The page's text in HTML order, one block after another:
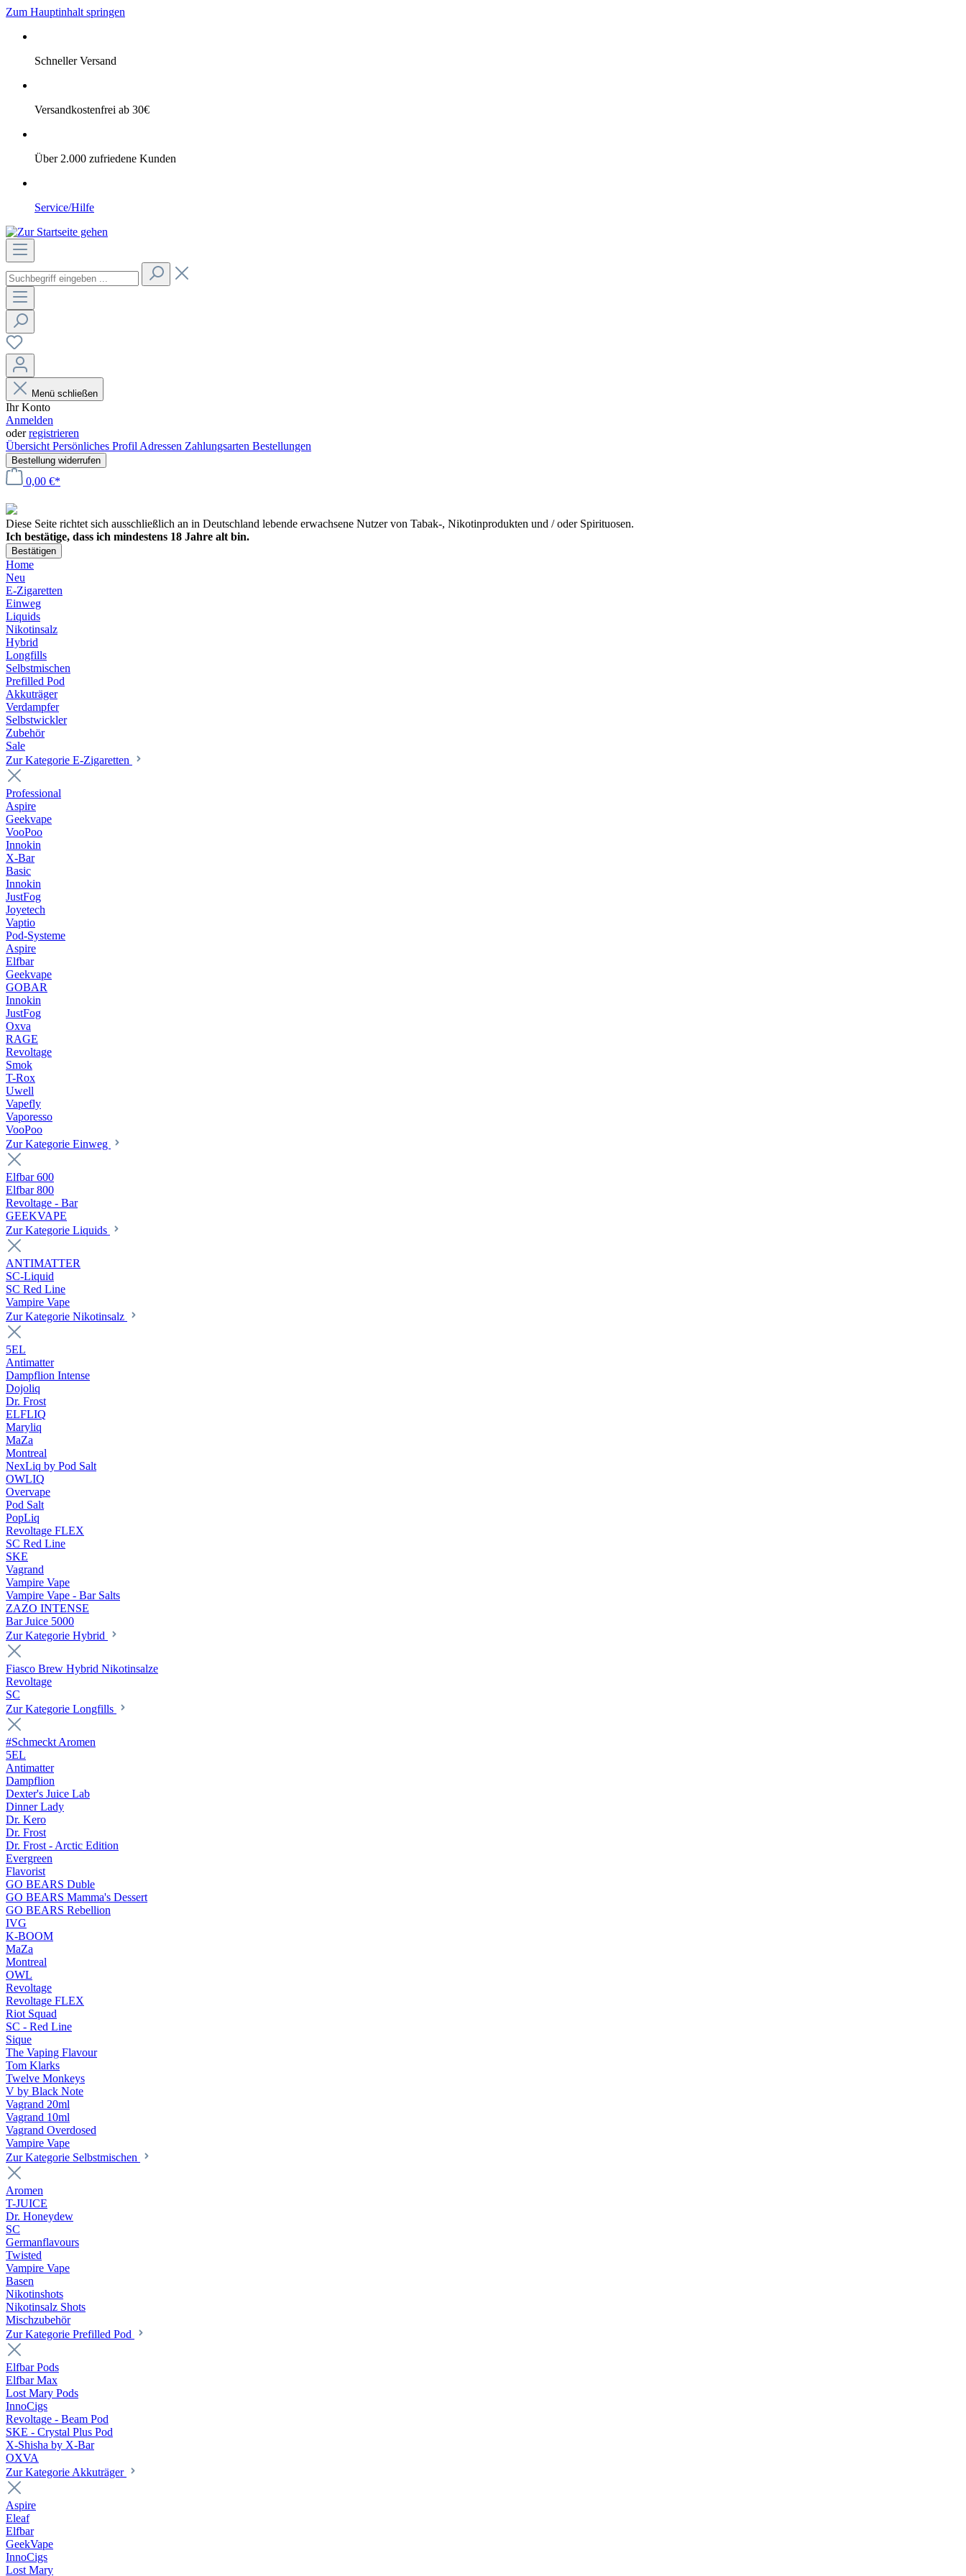
Zum Hauptinhalt springen
Schneller Versand
Versandkostenfrei ab 30€
Über 2.000 zufriedene Kunden
Service/Hilfe
Menü schließen
Ihr Konto
Anmelden
oderregistrieren
Übersicht Persönliches Profil Adressen Zahlungsarten Bestellungen
Bestellung widerrufen
0,00 €*
Diese Seite richtet sich ausschließlich an in Deutschland lebende erwachsene Nutzer von Tabak-, Nikotinprodukten und / oder Spirituosen.
Ich bestätige, dass ich mindestens 18 Jahre alt bin.
Bestätigen
Home
Neu
E-Zigaretten
Einweg
Liquids
Nikotinsalz
Hybrid
Longfills
Selbstmischen
Prefilled Pod
Akkuträger
Verdampfer
Selbstwickler
Zubehör
Sale
Zur Kategorie E-Zigaretten
Professional
Aspire
Geekvape
VooPoo
Innokin
X-Bar
Basic
Innokin
JustFog
Joyetech
Vaptio
Pod-Systeme
Aspire
Elfbar
Geekvape
GOBAR
Innokin
JustFog
Oxva
RAGE
Revoltage
Smok
T-Rox
Uwell
Vapefly
Vaporesso
VooPoo
Zur Kategorie Einweg
Elfbar 600
Elfbar 800
Revoltage - Bar
GEEKVAPE
Zur Kategorie Liquids
ANTIMATTER
SC-Liquid
SC Red Line
Vampire Vape
Zur Kategorie Nikotinsalz
5EL
Antimatter
Dampflion Intense
Dojoliq
Dr. Frost
ELFLIQ
Maryliq
MaZa
Montreal
NexLiq by Pod Salt
OWLIQ
Overvape
Pod Salt
PopLiq
Revoltage FLEX
SC Red Line
SKE
Vagrand
Vampire Vape
Vampire Vape - Bar Salts
ZAZO INTENSE
Bar Juice 5000
Zur Kategorie Hybrid
Fiasco Brew Hybrid Nikotinsalze
Revoltage
SC
Zur Kategorie Longfills
#Schmeckt Aromen
5EL
Antimatter
Dampflion
Dexter's Juice Lab
Dinner Lady
Dr. Kero
Dr. Frost
Dr. Frost - Arctic Edition
Evergreen
Flavorist
GO BEARS Duble
GO BEARS Mamma's Dessert
GO BEARS Rebellion
IVG
K-BOOM
MaZa
Montreal
OWL
Revoltage
Revoltage FLEX
Riot Squad
SC - Red Line
Sique
The Vaping Flavour
Tom Klarks
Twelve Monkeys
V by Black Note
Vagrand 20ml
Vagrand 10ml
Vagrand Overdosed
Vampire Vape
Zur Kategorie Selbstmischen
Aromen
T-JUICE
Dr. Honeydew
SC
Germanflavours
Twisted
Vampire Vape
Basen
Nikotinshots
Nikotinsalz Shots
Mischzubehör
Zur Kategorie Prefilled Pod
Elfbar Pods
Elfbar Max
Lost Mary Pods
InnoCigs
Revoltage - Beam Pod
SKE - Crystal Plus Pod
X-Shisha by X-Bar
OXVA
Zur Kategorie Akkuträger
Aspire
Eleaf
Elfbar
GeekVape
InnoCigs
Lost Mary